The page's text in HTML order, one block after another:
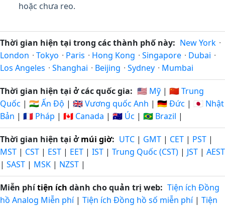
hoặc chưa reo.
Thời gian hiện tại trong các thành phố này: New York ·
London · Tokyo · Paris · Hong Kong · Singapore · Dubai ·
Los Angeles · Shanghai · Beijing · Sydney · Mumbai
Thời gian hiện tại ở các quốc gia: 🇺🇸 Mỹ | 🇨🇳 Trung
Quốc | 🇮🇳 Ấn Độ | 🇬🇧 Vương quốc Anh | 🇩🇪 Đức | 🇯🇵 Nhật
Bản | 🇫🇷 Pháp | 🇨🇦 Canada | 🇦🇺 Úc | 🇧🇷 Brazil |
Thời gian hiện tại ởmúi giờ: UTC | GMT | CET | PST |
MST | CST | EST | EET | IST | Trung Quốc (CST) | JST | AEST
| SAST | MSK | NZST |
Miễn phítiện ích dành cho quản trị web: Tiện ích Đồng
hồ Analog Miễn phí| Tiện ích Đồng hồ số miễn phí| Tiện